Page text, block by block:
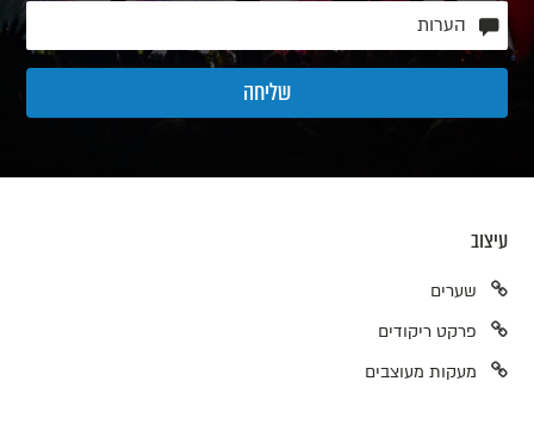
עיצוב
שערים
פרקט ריקודים
מעקות מעוצבים